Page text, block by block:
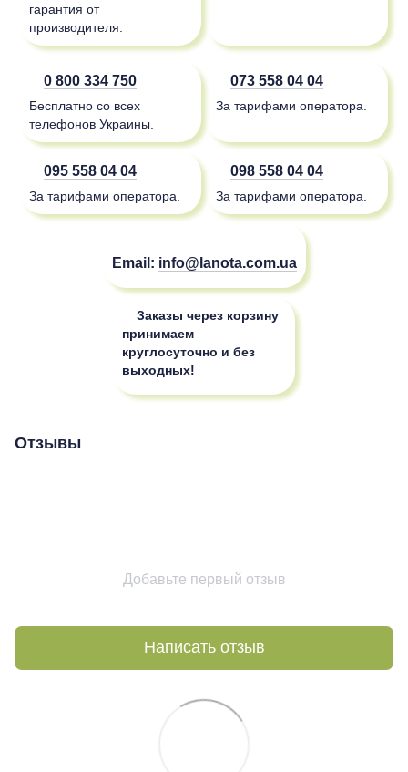
гарантия от
производителя.
0 800 334 750
Бесплатно со всех
телефонов Украины.
073 558 04 04
За тарифами оператора.
095 558 04 04
За тарифами оператора.
098 558 04 04
За тарифами оператора.
Email: info@lanota.com.ua
Заказы через корзину
принимаем
круглосуточно и без
выходных!
Отзывы
Добавьте первый отзыв
Написать отзыв